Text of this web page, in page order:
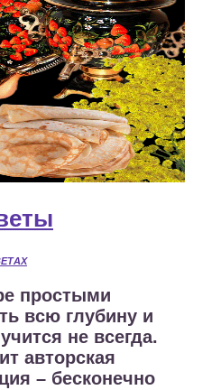
простыми
всю глубину и
не всегда.
авторская
– бесконечно